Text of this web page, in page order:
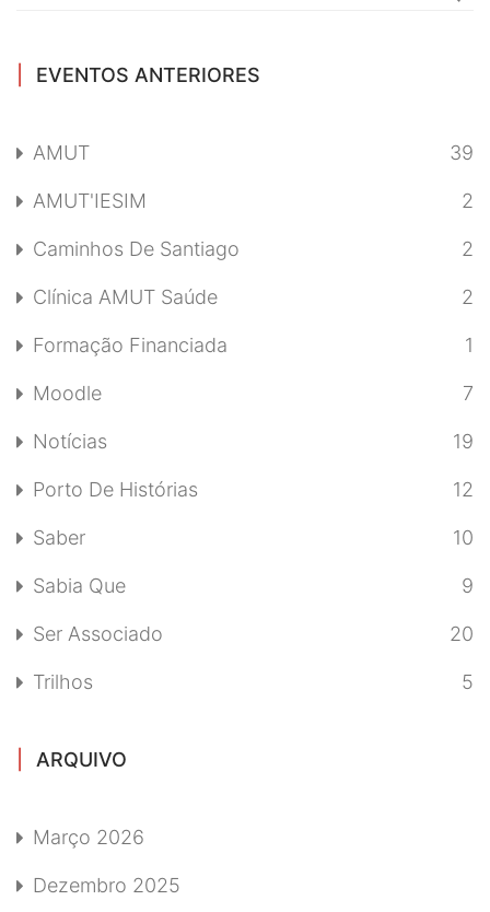
EVENTOS ANTERIORES
AMUT 39
AMUT'IESIM 2
Caminhos De Santiago 2
Clínica AMUT Saúde 2
Formação Financiada 1
Moodle 7
Notícias 19
Porto De Histórias 12
Saber 10
Sabia Que 9
Ser Associado 20
Trilhos 5
ARQUIVO
Março 2026
Dezembro 2025